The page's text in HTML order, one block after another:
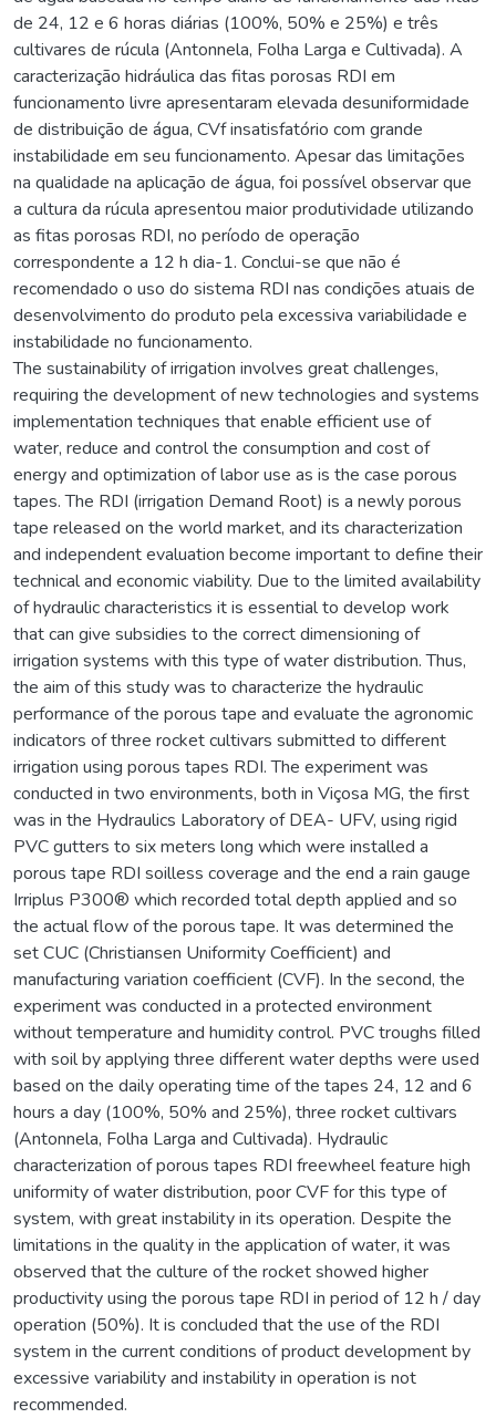
de 24, 12 e 6 horas diárias (100%, 50% e 25%) e três
cultivares de rúcula (Antonnela, Folha Larga e Cultivada). A
caracterização hidráulica das fitas porosas RDI em
funcionamento livre apresentaram elevada desuniformidade
de distribuição de água, CVf insatisfatório com grande
instabilidade em seu funcionamento. Apesar das limitações
na qualidade na aplicação de água, foi possível observar que
a cultura da rúcula apresentou maior produtividade utilizando
as fitas porosas RDI, no período de operação
correspondente a 12 h dia-1. Conclui-se que não é
recomendado o uso do sistema RDI nas condições atuais de
desenvolvimento do produto pela excessiva variabilidade e
instabilidade no funcionamento.
The sustainability of irrigation involves great challenges,
requiring the development of new technologies and systems
implementation techniques that enable efficient use of
water, reduce and control the consumption and cost of
energy and optimization of labor use as is the case porous
tapes. The RDI (irrigation Demand Root) is a newly porous
tape released on the world market, and its characterization
and independent evaluation become important to define their
technical and economic viability. Due to the limited availability
of hydraulic characteristics it is essential to develop work
that can give subsidies to the correct dimensioning of
irrigation systems with this type of water distribution. Thus,
the aim of this study was to characterize the hydraulic
performance of the porous tape and evaluate the agronomic
indicators of three rocket cultivars submitted to different
irrigation using porous tapes RDI. The experiment was
conducted in two environments, both in Viçosa MG, the first
was in the Hydraulics Laboratory of DEA- UFV, using rigid
PVC gutters to six meters long which were installed a
porous tape RDI soilless coverage and the end a rain gauge
Irriplus P300® which recorded total depth applied and so
the actual flow of the porous tape. It was determined the
set CUC (Christiansen Uniformity Coefficient) and
manufacturing variation coefficient (CVF). In the second, the
experiment was conducted in a protected environment
without temperature and humidity control. PVC troughs filled
with soil by applying three different water depths were used
based on the daily operating time of the tapes 24, 12 and 6
hours a day (100%, 50% and 25%), three rocket cultivars
(Antonnela, Folha Larga and Cultivada). Hydraulic
characterization of porous tapes RDI freewheel feature high
uniformity of water distribution, poor CVF for this type of
system, with great instability in its operation. Despite the
limitations in the quality in the application of water, it was
observed that the culture of the rocket showed higher
productivity using the porous tape RDI in period of 12 h / day
operation (50%). It is concluded that the use of the RDI
system in the current conditions of product development by
excessive variability and instability in operation is not
recommended.